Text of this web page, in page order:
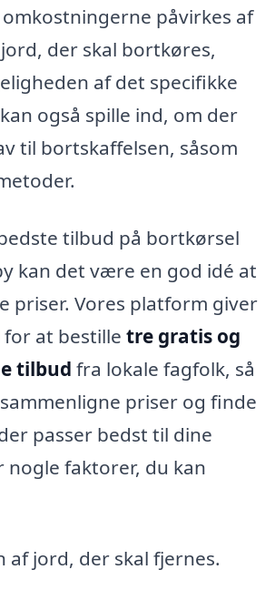
påvirkes af
der skal bortkøres,
af det specifikke
også spille ind, om der
til bortskaffelsen, såsom
tilbud på bortkørsel
kan det være en god idé at
priser. Vores platform giver
at bestille tre gratis og
tilbud fra lokale fagfolk, så
priser og finde
passer bedst til dine
nogle faktorer, du kan
af jord, der skal fjernes.